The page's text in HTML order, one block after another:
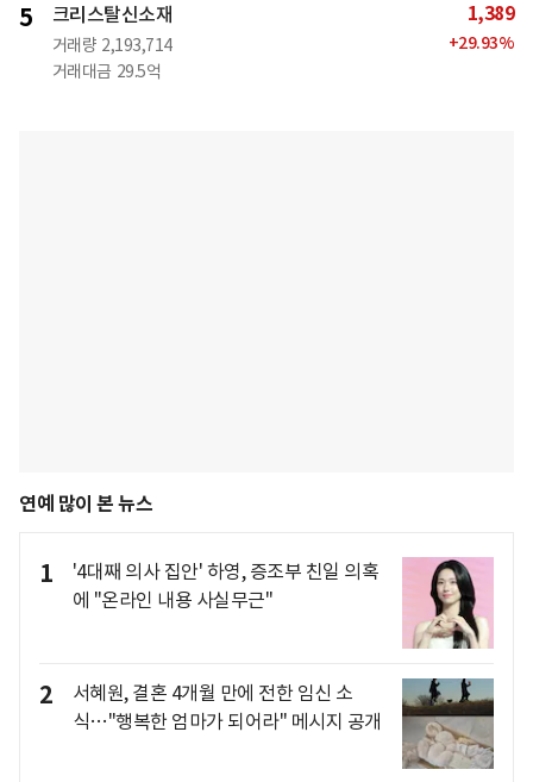
5 크리스탈신소재
거래량 2,193,714
거래대금 29.5억
1,389
+29.93%
연예 많이 본 뉴스
1
'4대째 의사 집안' 하영, 증조부 친일 의혹
에 "온라인 내용 사실무근"
2
서혜원, 결혼 4개월 만에 전한 임신 소
식…"행복한 엄마가 되어라" 메시지 공개